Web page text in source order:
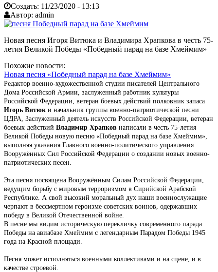
Создать: 11/23/2020 - 13:13
Автор: admin
Новая песня Игоря Витюка и Владимира Храпкова в честь 75-
летия Великой Победы «Победный парад на базе Хмеймим»
Похожие новости:
Новая песня «Победный парад на базе Хмеймим»
Редактор военно-художественной студии писателей Центрального
Дома Российской Армии, заслуженный работник культуры
Российской Федерации, ветеран боевых действий полковник запаса
Игорь Витюк и начальник группы военно-патриотической песни
ЦДРА, Заслуженный деятель искусств Российской Федерации, ветеран
боевых действий Владимир Храпков написали в честь 75-летия
Великой Победы новую песню «Победный парад на базе Хмеймим»,
выполняя указания Главного военно-политического управления
Вооружённых Сил Российской Федерации о создании новых военно-
патриотических песен.
Эта песня посвящена Вооружённым Силам Российской Федерации,
ведущим борьбу с мировым терроризмом в Сирийской Арабской
Республике. А свой высокий моральный дух наши военнослужащие
черпают в бессмертном героизме советских воинов, одержавших
победу в Великой Отечественной войне.
В песне мы видим историческую перекличку современного парада
Победы на авиабазе Хмеймим с легендарным Парадом Победы 1945
года на Красной площади.
Песня может исполняться военными коллективами и на сцене, и в
качестве строевой.